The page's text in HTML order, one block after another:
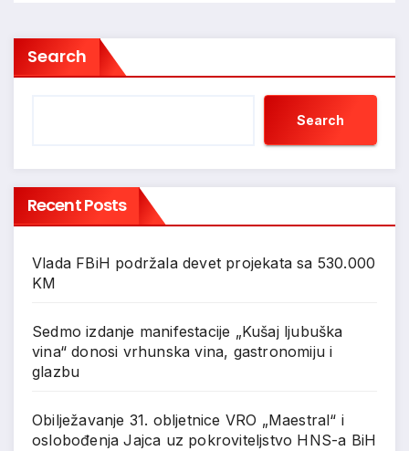
Search
Search
Recent Posts
Vlada FBiH podržala devet projekata sa 530.000
KM
Sedmo izdanje manifestacije „Kušaj ljubuška
vina“ donosi vrhunska vina, gastronomiju i
glazbu
Obilježavanje 31. obljetnice VRO „Maestral“ i
oslobođenja Jajca uz pokroviteljstvo HNS-a BiH